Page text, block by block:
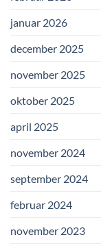
januar 2026
december 2025
november 2025
oktober 2025
april 2025
november 2024
september 2024
februar 2024
november 2023